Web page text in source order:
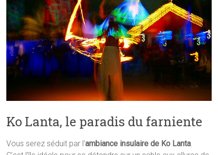
Ko Lanta, le paradis du farniente
Vous serez séduit par l’ambiance insulaire de Ko Lanta.